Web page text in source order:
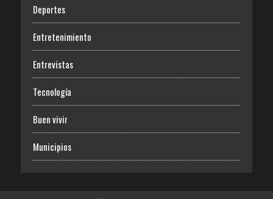
Deportes
Entretenimiento
Entrevistas
Tecnología
Buen vivir
Municipios